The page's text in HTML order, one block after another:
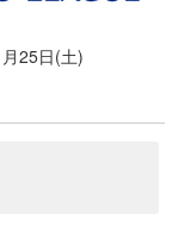
25日(土)